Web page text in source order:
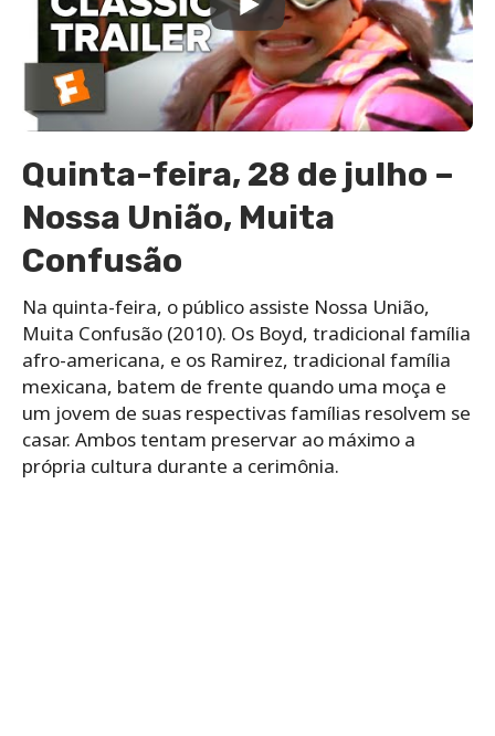
Quinta-feira, 28 de julho –
Nossa União, Muita
Confusão
Na quinta-feira, o público assiste Nossa União,
Muita Confusão (2010). Os Boyd, tradicional família
afro-americana, e os Ramirez, tradicional família
mexicana, batem de frente quando uma moça e
um jovem de suas respectivas famílias resolvem se
casar. Ambos tentam preservar ao máximo a
própria cultura durante a cerimônia.